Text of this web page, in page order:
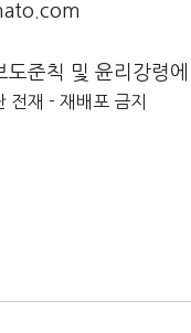
준칙 및 윤리강령
재 - 재배포 금지